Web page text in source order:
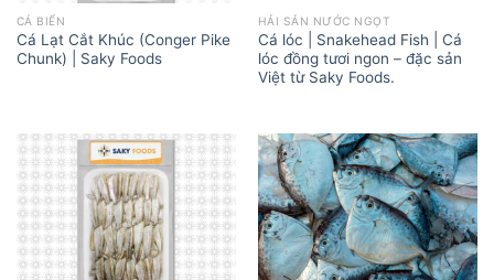
CÁ BIỂN
Cá Lạt Cắt Khúc (Conger Pike
Chunk) | Saky Foods
HẢI SẢN NƯỚC NGỌT
Cá lóc | Snakehead Fish | Cá
lóc đồng tươi ngon – đặc sản
Việt từ Saky Foods.